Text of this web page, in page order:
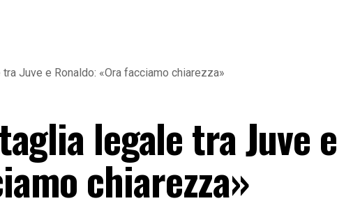
Juve e Ronaldo: «Ora facciamo chiarezza»
legale tra Juve e
chiarezza»